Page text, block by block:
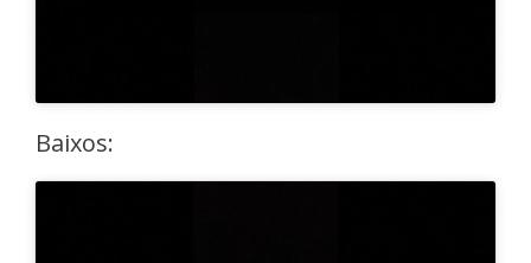
Baixos: